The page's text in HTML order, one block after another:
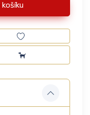
košíku